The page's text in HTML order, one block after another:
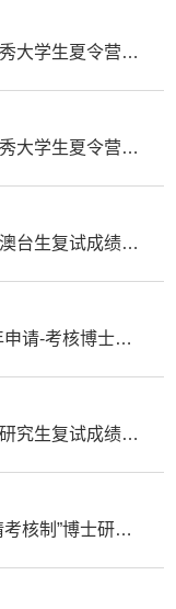
【夏令营】新材料学院2026年全国优秀大学生夏令营名单公布
【夏令营】新材料学院2026年全国优秀大学生夏令营活动通知
【港澳台研招】2026年新材料学院港澳台生复试成绩公示
【申请-考核博士】新材料学院2026年申请-考核博士复试成绩公布
【硕士统考】新材料学院2026年硕士研究生复试成绩公布
【博士招生】新材料学院2026年“申请考核制”博士研究生招生复试通知